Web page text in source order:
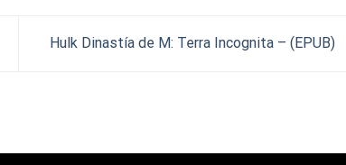
Hulk Dinastía de M: Terra Incognita – (EPUB)